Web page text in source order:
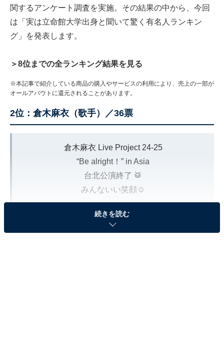
関するアンケート調査を実施。その結果の中から、今回
は「実は立命館大学出身と聞いて驚く有名人ランキン
グ」を発表します。
＞8位までの全ランキング結果を見る
※本記事で紹介している商品の購入やサービスの利用により、売上の一部が
オールアバウトに還元されることがあります。
2位：倉木麻衣（歌手）／36票
倉木麻衣 Live Project 24-25
“Be alright！” in Asia
台北公演終了 🥁
みんないい笑顔☺️
Thank You 🩷 Taipei#倉木麻衣
pic.twitter.com/eIAOXo1tMz
続きを読む